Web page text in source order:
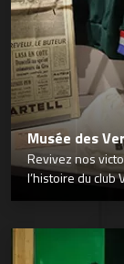
Musée des
Revivez nos
l’histoire du club